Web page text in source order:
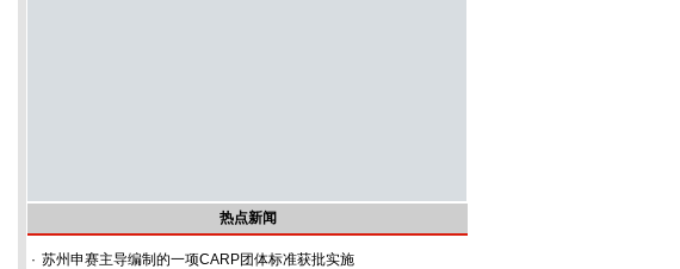
热点新闻
· 苏州申赛主导编制的一项CARP团体标准获批实施